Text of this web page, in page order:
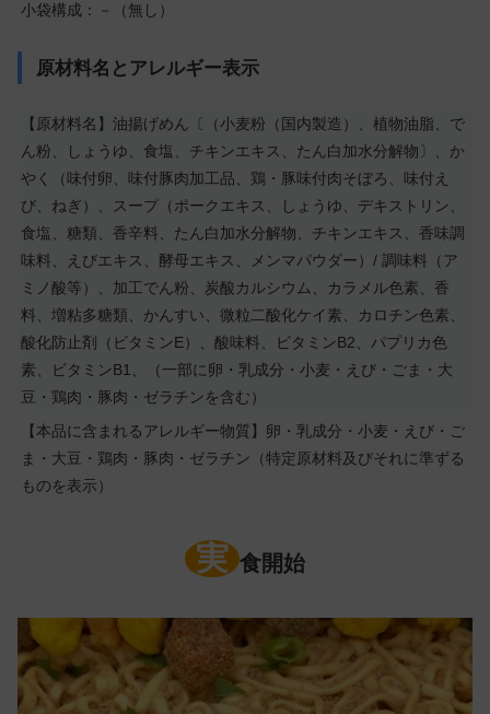
小袋構成：－（無し）
原材料名とアレルギー表示
【原材料名】油揚げめん〔（小麦粉（国内製造）、植物油脂、で
ん粉、しょうゆ、食塩、チキンエキス、たん白加水分解物〕、か
やく（味付卵、味付豚肉加工品、鶏・豚味付肉そぼろ、味付え
び、ねぎ）、スープ（ポークエキス、しょうゆ、デキストリン、
食塩、糖類、香辛料、たん白加水分解物、チキンエキス、香味調
味料、えびエキス、酵母エキス、メンマパウダー）/ 調味料（ア
ミノ酸等）、加工でん粉、炭酸カルシウム、カラメル色素、香
料、増粘多糖類、かんすい、微粒二酸化ケイ素、カロチン色素、
酸化防止剤（ビタミンE）、酸味料、ビタミンB2、パプリカ色
素、ビタミンB1、（一部に卵・乳成分・小麦・えび・ごま・大
豆・鶏肉・豚肉・ゼラチンを含む）
【本品に含まれるアレルギー物質】卵・乳成分・小麦・えび・ご
ま・大豆・鶏肉・豚肉・ゼラチン（特定原材料及びそれに準ずる
ものを表示）
実 食開始